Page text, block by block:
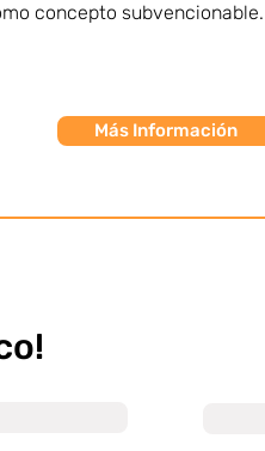
concepto subvencionable.
Más Información